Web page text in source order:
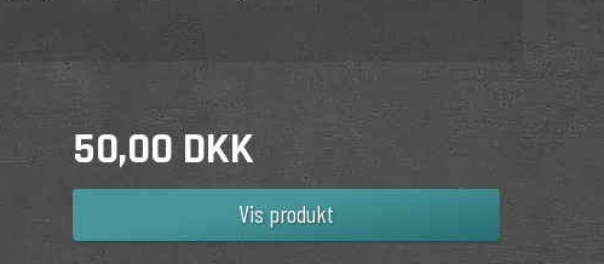
50,00 DKK
Vis produkt